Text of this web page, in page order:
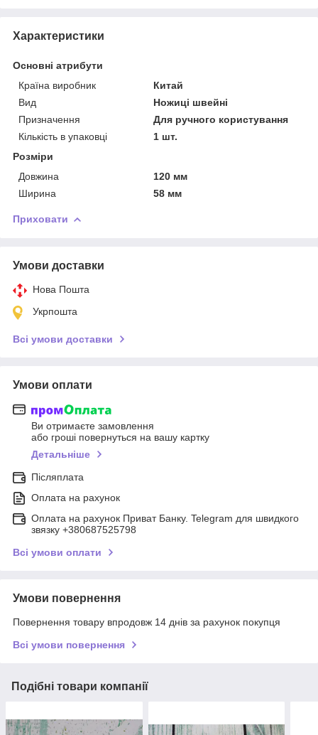
Характеристики
Основні атрибути
Країна виробник
Китай
Вид
Ножиці швейні
Призначення
Для ручного користування
Кількість в упаковці
1 шт.
Розміри
Довжина
120 мм
Ширина
58 мм
Приховати
Умови доставки
Нова Пошта
Укрпошта
Всі умови доставки
Умови оплати
Ви отримаєте замовлення
або гроші повернуться на вашу картку
Детальніше
Післяплата
Оплата на рахунок
Оплата на рахунок Приват Банку. Telegram для швидкого
звязку +380687525798
Всі умови оплати
Умови повернення
Повернення товару впродовж 14 днів за рахунок покупця
Всі умови повернення
Подібні товари компанії